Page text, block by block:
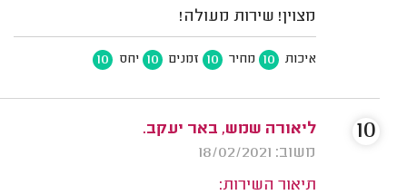
מצוין! שירות מעולה!
איכות 10 מחיר 10 זמנים 10 יחס 10
ליאורה שמש, באר יעקב.
משוב: 18/02/2021
תיאור השירות:
10